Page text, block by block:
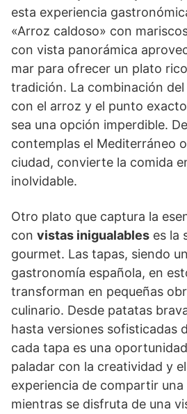
esta experiencia
«Arroz caldoso» con
con vista panorámica
mar para ofrecer un plato
tradición. La combinación
con el arroz y el punto
sea una opción imperdible.
contemplas el Mediterráneo
ciudad, convierte la comida
inolvidable.
Otro plato que captura la
con vistas inigualables es la
gourmet. Las tapas, siendo
gastronomía española, en
transforman en pequeñas
culinario. Desde patatas
hasta versiones sofisticadas
cada tapa es una
paladar con la creatividad y
experiencia de compartir
mientras se disfruta de una